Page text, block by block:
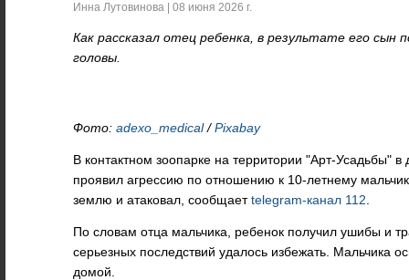
Инна Лутовинова | 08 июня 2026 г.
Как рассказал отец ребенка, в результате его сын
головы.
Фото: adexo_medical/Pixabay
В контактном зоопарке на территории "Арт-Усадьбы"
проявил агрессию по отношению к 10-летнему
землю и атаковал, сообщаетtelegram-канал 112
По словам отца мальчика, ребенок получил ушибы и
серьезных последствий удалось избежать. Мальчика
домой.